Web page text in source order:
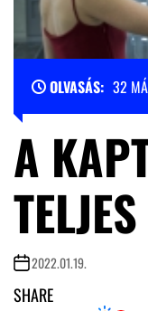
OLVASÁS: 32
A
2022.01.19.
SHARE